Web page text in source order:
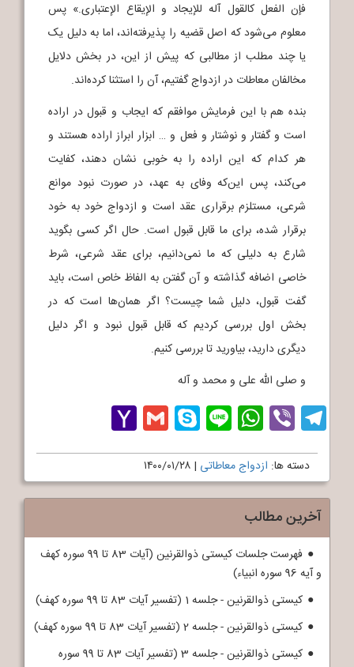
فإن الفعل کالقول آله للإیجاد و الإیقاع الإعتباری.» پس
معلوم می‌شود که اصل قضیه را پذیرفته‌اند، اما به دلیل یک
یا چند مطلب از مطالبی که پیش از این، در بخش دلایل
مخالفان معاطات در ازدواج گفتیم، آن را استثنا کرده‌اند.
بنده هم با این فرمایش موافقم که ایجاب و قبول در اراده
است و گفتار و نوشتار و فعل و … ابزار ابراز اراده هستند و
هر کدام که این اراده را به خوبی نشان دهند، کفایت
می‌کند، پس این‌که وفای به عهد، در صورت نبود موانع
شرعی، مستلزم برقراری عقد است و ازدواج خود به خود
برقرار شده، برای ما قابل قبول است. حال اگر کسی بگوید
شارع به دلیلی که ما نمی‌دانیم، برای عقد شرعی، شرط
خاصی اضافه گذاشته و آن گفتن به الفاظ خاص است، باید
گفت قبول، دلیل شما چیست؟ اگر همان‌ها است که در
بخش اول بررسی کردیم که قابل قبول نبود و اگر دلیل
دیگری دارید، بیاورید تا بررسی کنیم.
و صلی الله علی و محمد و آله
Telegram
Viber
WhatsApp
Line
Skype
Gmail
Mail
دسته ها: ازدواج معاطاتی | ۱۴۰۰/۰۱/۲۸
آخرین مطالب
فهرست جلسات کیستی ذوالقرنین (آیات 83 تا 99 سوره کهف
و آیه 96 سوره انبیاء)
کیستی ذوالقرنین - جلسه 1 (تفسیر آیات 83 تا 99 سوره کهف)
کیستی ذوالقرنین - جلسه 2 (تفسیر آیات 83 تا 99 سوره کهف)
کیستی ذوالقرنین - جلسه 3 (تفسیر آیات 83 تا 99 سوره